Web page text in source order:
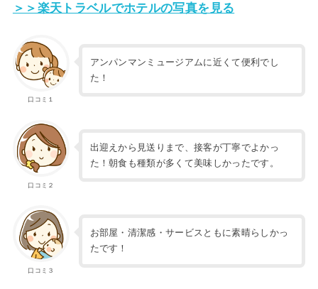
＞＞楽天トラベルでホテルの写真を見る
口コミ１
アンパンマンミュージアムに近くて便利でし
た！
口コミ２
出迎えから見送りまで、接客が丁寧でよかっ
た！朝食も種類が多くて美味しかったです。
口コミ３
お部屋・清潔感・サービスともに素晴らしかっ
たです！